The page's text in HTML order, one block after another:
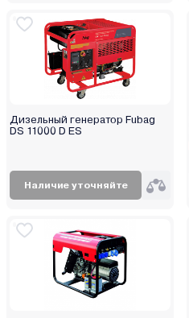
Дизельный генератор Fubag
DS 11000 D ES
Наличие уточняйте